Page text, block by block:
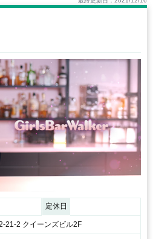
定休日
21-2 クイーンズビル2F